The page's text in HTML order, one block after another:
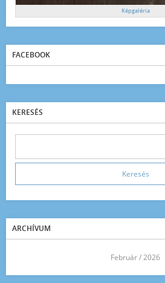
Képgaléria
FACEBOOK
KERESÉS
ARCHÍVUM
Február / 2026